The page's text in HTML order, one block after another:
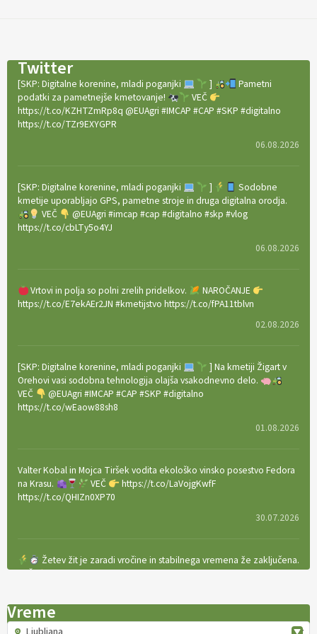
Twitter
[SKP: Digitalne korenine, mladi poganjki ]
Pametni
podatki za pametnejše kmetovanje!
VEČ
https://t.co/KZHTZmRp8q @EUAgri #IMCAP #CAP #SKP #digitalno
https://t.co/TZr9EXYGPR
06.08.2026
[SKP: Digitalne korenine, mladi poganjki ]
Sodobne
kmetije uporabljajo GPS, pametne stroje in druga digitalna orodja.
VEČ
@EUAgri #imcap #cap #digitalno #skp #vlog
https://t.co/cbLTy5o4YJ
06.08.2026
Vrtovi in polja so polni zrelih pridelkov.
NAROČANJE
https://t.co/E7ekAEr2JN #kmetijstvo https://t.co/fPA11tblvn
02.08.2026
[SKP: Digitalne korenine, mladi poganjki
] Na kmetiji Žigart v
Orehovi vasi sodobna tehnologija olajša vsakodnevno delo.
VEČ
@EUAgri #IMCAP #CAP #SKP #digitalno
https://t.co/wEaow88sh8
01.08.2026
Valter Kobal in Mojca Tiršek vodita ekološko vinsko posestvo Fedora
na Krasu.
VEČ
https://t.co/LaVojgKwfF
https://t.co/QHIZn0XP70
30.07.2026
Žetev žit je zaradi vročine in stabilnega vremena že zaključena.
VEČ
https://t.co/bBWaIz6Hhh https://t.co/TtKoOF5ENS
Vreme